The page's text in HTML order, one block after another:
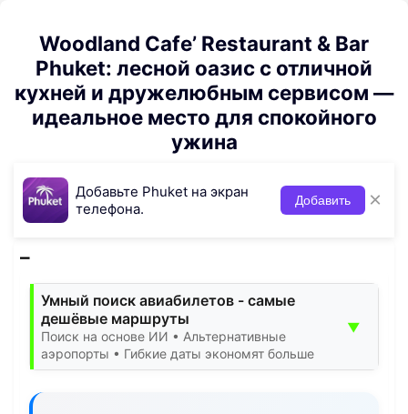
Woodland Cafe’ Restaurant & Bar
Phuket: лесной оазис с отличной
кухней и дружелюбным сервисом —
идеальное место для спокойного
ужина
Добавьте Phuket на экран
телефона.
Добавить ×
Умный поиск авиабилетов - самые
дешёвые маршруты
Поиск на основе ИИ • Альтернативные
аэропорты • Гибкие даты экономят больше
▼